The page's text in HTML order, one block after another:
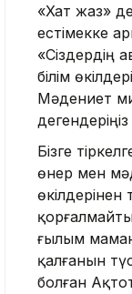
«Хат жаз»
естімекке
«Сіздердің
білім
Мәдениет
Бізге
өнер мен
ғылым
қалғанын
болған